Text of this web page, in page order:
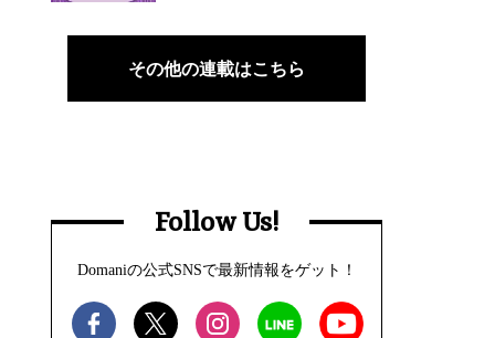
その他の連載はこちら
Follow Us!
Domaniの公式SNSで最新情報をゲット！